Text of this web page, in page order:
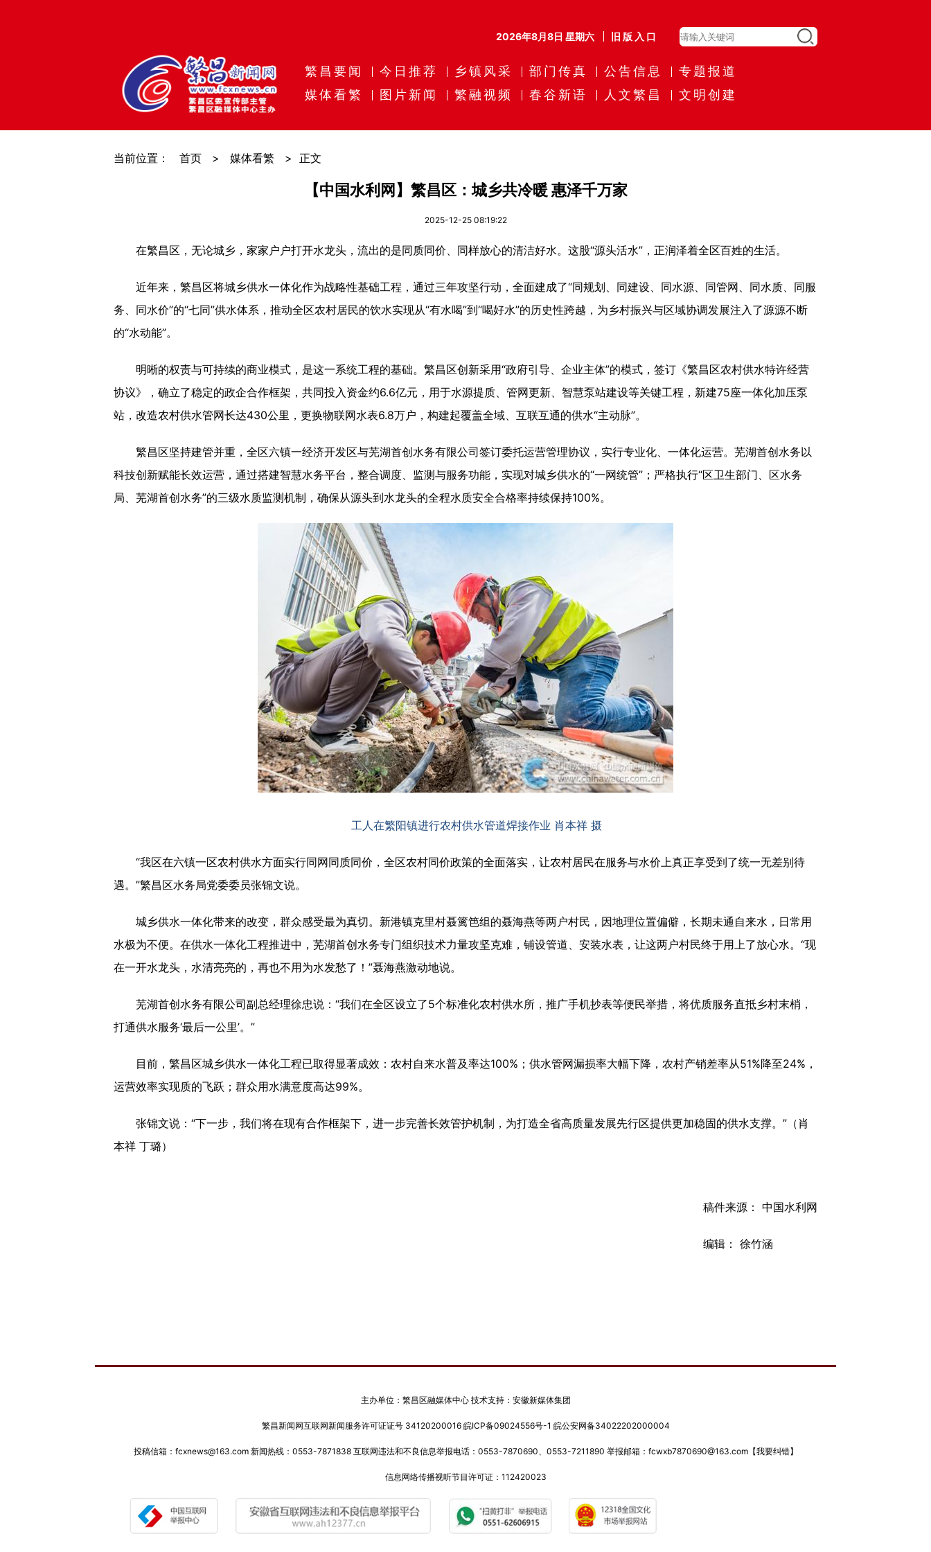
2026年8月8日 星期六 旧版入口
繁昌要闻 今日推荐 乡镇风采 部门传真 公告信息
专题报道
媒体看繁
图片新闻 繁融视频 春谷新语 人文繁昌 文明创建
当前位置： 首页 > 媒体看繁 > 正文
【中国水利网】繁昌区：城乡共冷暖 惠泽千万家
2025-12-25 08:19:22
在繁昌区，无论城乡，家家户户打开水龙头，流出的是同质同价、同样放心的清洁好水。这股“源头活水”，正润泽着全区百姓的生活。
近年来，繁昌区将城乡供水一体化作为战略性基础工程，通过三年攻坚行动，全面建成了“同规划、同建设、同水源、同管网、同水质、同服
务、同水价”的“七同”供水体系，推动全区农村居民的饮水实现从“有水喝”到“喝好水”的历史性跨越，为乡村振兴与区域协调发展注入了源源不断
的“水动能”。
明晰的权责与可持续的商业模式，是这一系统工程的基础。繁昌区创新采用“政府引导、企业主体”的模式，签订《繁昌区农村供水特许经营
协议》，确立了稳定的政企合作框架，共同投入资金约6.6亿元，用于水源提质、管网更新、智慧泵站建设等关键工程，新建75座一体化加压泵
站，改造农村供水管网长达430公里，更换物联网水表6.8万户，构建起覆盖全域、互联互通的供水“主动脉”。
繁昌区坚持建管并重，全区六镇一经济开发区与芜湖首创水务有限公司签订委托运营管理协议，实行专业化、一体化运营。芜湖首创水务以
科技创新赋能长效运营，通过搭建智慧水务平台，整合调度、监测与服务功能，实现对城乡供水的“一网统管”；严格执行“区卫生部门、区水务
局、芜湖首创水务”的三级水质监测机制，确保从源头到水龙头的全程水质安全合格率持续保持100%。
工人在繁阳镇进行农村供水管道焊接作业 肖本祥 摄
“我区在六镇一区农村供水方面实行同网同质同价，全区农村同价政策的全面落实，让农村居民在服务与水价上真正享受到了统一无差别待
遇。”繁昌区水务局党委委员张锦文说。
城乡供水一体化带来的改变，群众感受最为真切。新港镇克里村聂篱笆组的聂海燕等两户村民，因地理位置偏僻，长期未通自来水，日常用
水极为不便。在供水一体化工程推进中，芜湖首创水务专门组织技术力量攻坚克难，铺设管道、安装水表，让这两户村民终于用上了放心水。“现
在一开水龙头，水清亮亮的，再也不用为水发愁了！”聂海燕激动地说。
芜湖首创水务有限公司副总经理徐忠说：“我们在全区设立了5个标准化农村供水所，推广手机抄表等便民举措，将优质服务直抵乡村末梢，
打通供水服务‘最后一公里’。”
目前，繁昌区城乡供水一体化工程已取得显著成效：农村自来水普及率达100%；供水管网漏损率大幅下降，农村产销差率从51%降至24%，
运营效率实现质的飞跃；群众用水满意度高达99%。
张锦文说：“下一步，我们将在现有合作框架下，进一步完善长效管护机制，为打造全省高质量发展先行区提供更加稳固的供水支撑。”（肖
本祥 丁璐）
稿件来源： 中国水利网
编辑： 徐竹涵
主办单位：繁昌区融媒体中心 技术支持：安徽新媒体集团
繁昌新闻网互联网新闻服务许可证证号 34120200016 皖ICP备09024556号-1 皖公安网备34022202000004
投稿信箱：fcxnews@163.com 新闻热线：0553-7871838 互联网违法和不良信息举报电话：0553-7870690、0553-7211890 举报邮箱：fcwxb7870690@163.com【我要纠错】
信息网络传播视听节目许可证：112420023